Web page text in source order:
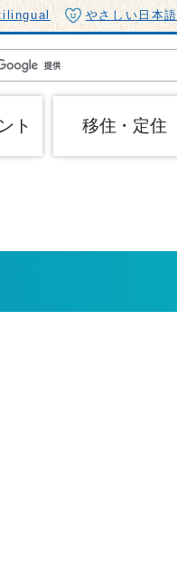
やさしい日本語
ト 移住・定住